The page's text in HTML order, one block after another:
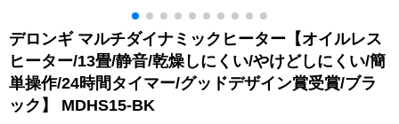
デロンギ マルチダイナミックヒーター【オイルレス
ヒーター/13畳/静音/乾燥しにくい/やけどしにくい/簡
単操作/24時間タイマー/グッドデザイン賞受賞/ブラ
ック】 MDHS15-BK